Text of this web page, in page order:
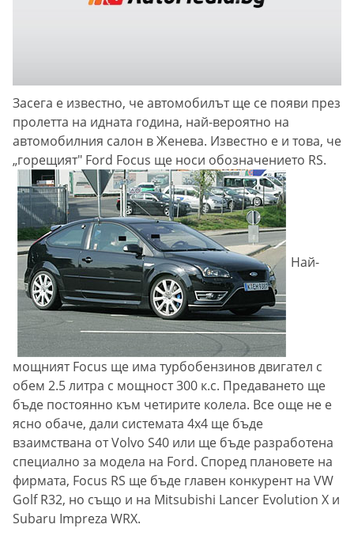
Засега е известно, че автомобилът ще се появи през
пролетта на идната година, най-вероятно на
автомобилния салон в Женева. Известно е и това, че
„горещият" Ford Focus ще носи обозначението RS.
Най-
мощният Focus ще има турбобензинов двигател с
обем 2.5 литра с мощност 300 к.с. Предаването ще
бъде постоянно към четирите колела. Все още не е
ясно обаче, дали системата 4х4 ще бъде
взаимствана от Volvo S40 или ще бъде разработена
специално за модела на Ford. Според плановете на
фирмата, Focus RS ще бъде главен конкурент на VW
Golf R32, но също и на Mitsubishi Lancer Evolution X и
Subaru Impreza WRX.